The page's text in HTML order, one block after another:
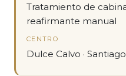
Tratamiento de
reafirmante manual
CENTRO
Dulce Calvo ·